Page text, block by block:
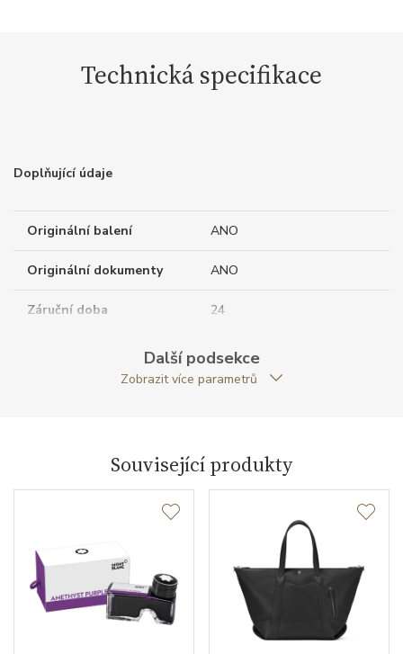
Technická specifikace
Doplňující údaje
Originální balení ANO
Originální dokumenty ANO
Záruční doba
24
Montblanc Sartorial
Další podsekce
Zobrazit více parametrů
Související produkty